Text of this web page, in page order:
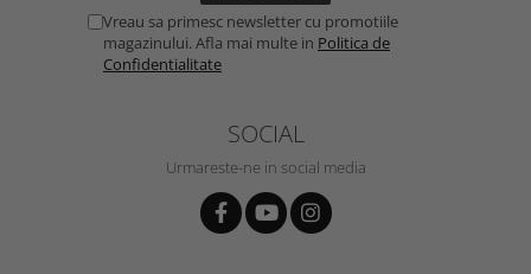
Vreau sa primesc newsletter cu promotiile
magazinului. Afla mai multe in Politica de
Confidentialitate
SOCIAL
Urmareste-ne in social media